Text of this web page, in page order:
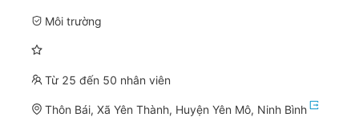
Môi trường
Từ 25 đến 50 nhân viên
Thôn Bái, Xã Yên Thành, Huyện Yên Mô, Ninh Bình